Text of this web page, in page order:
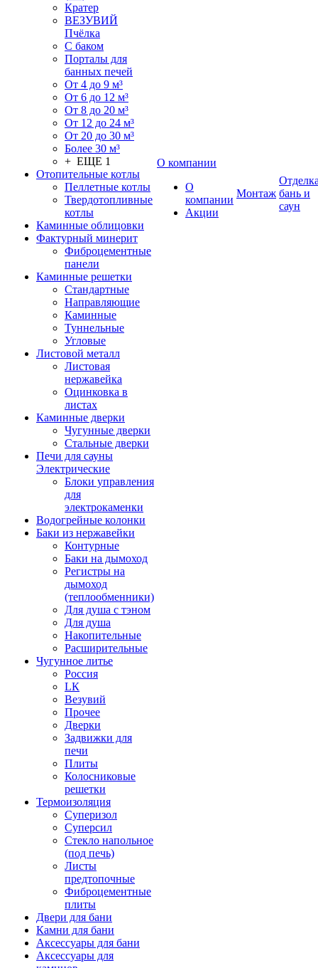
Кратер
ВЕЗУВИЙ
Пчёлка
С баком
Порталы для
банных печей
От 4 до 9 м³
От 6 до 12 м³
От 8 до 20 м³
От 12 до 24 м³
От 20 до 30 м³
Более 30 м³
+ ЕЩЕ 1
Отопительные котлы
Пеллетные котлы
Твердотопливные
котлы
Каминные облицовки
Фактурный минерит
Фиброцементные
панели
Каминные решетки
Стандартные
Направляющие
Каминные
Туннельные
Угловые
Листовой металл
Листовая
нержавейка
Оцинковка в
листах
Каминные дверки
Чугунные дверки
Стальные дверки
Печи для сауны
Электрические
Блоки управления
для
электрокаменки
Водогрейные колонки
Баки из нержавейки
Контурные
Баки на дымоход
Регистры на
дымоход
(теплообменники)
Для душа с тэном
Для душа
Накопительные
Расширительные
Чугунное литье
Россия
LК
Везувий
Прочее
Дверки
Задвижки для
печи
Плиты
Колосниковые
решетки
Термоизоляция
Суперизол
Суперсил
Стекло напольное
(под печь)
Листы
предтопочные
Фиброцементные
плиты
Двери для бани
Камни для бани
Аксессуары для бани
Аксессуары для
О компании
О
компании
Акции
Монтаж бань и
саун